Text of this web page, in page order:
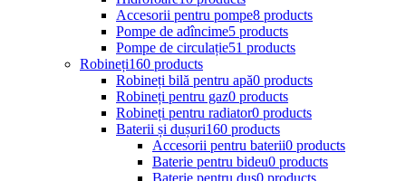
Accesorii pentru pompe8 products
Pompe de adîncime5 products
Pompe de circulație51 products
Robineți160 products
Robineți bilă pentru apă0 products
Robineți pentru gaz0 products
Robineți pentru radiator0 products
Baterii și dușuri160 products
Accesorii pentru baterii0 products
Baterie pentru bideu0 products
Baterie pentru duș0 products